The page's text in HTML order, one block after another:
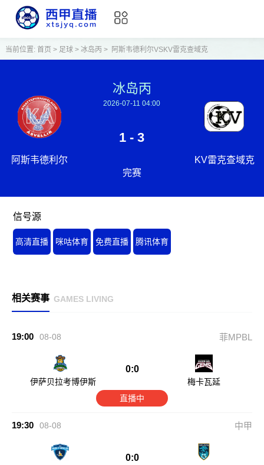
当前位置: 首页 > 足球> 冰岛丙 > 阿斯韦德利尔VSKV雷克查域克
阿斯韦德利尔
冰岛丙
2026-07-11 04:00
1 - 3
完赛
KV雷克查域克
信号源
高清直播 咪咕体育 免费直播 腾讯体育
相关赛事 GAMES LIVING
19:00 08-08 菲MPBL
伊萨贝拉考博伊斯
0:0
梅卡瓦延
直播中
19:30 08-08 中甲
0:0